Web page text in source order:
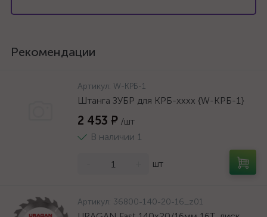
Рекомендации
Артикул: W-КРБ-1
Штанга ЗУБР для КРБ-хххх {W-КРБ-1}
2 453 ₽ /шт
В наличии 1
шт
Артикул: 36800-140-20-16_z01